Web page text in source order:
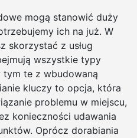
mogą stanowić duży
ich na już. W
skorzystać z usług
wszystkie typy
te z wbudowaną
kluczy to opcja, która
problemu w miejscu,
konieczności udawania
Oprócz dorabiania